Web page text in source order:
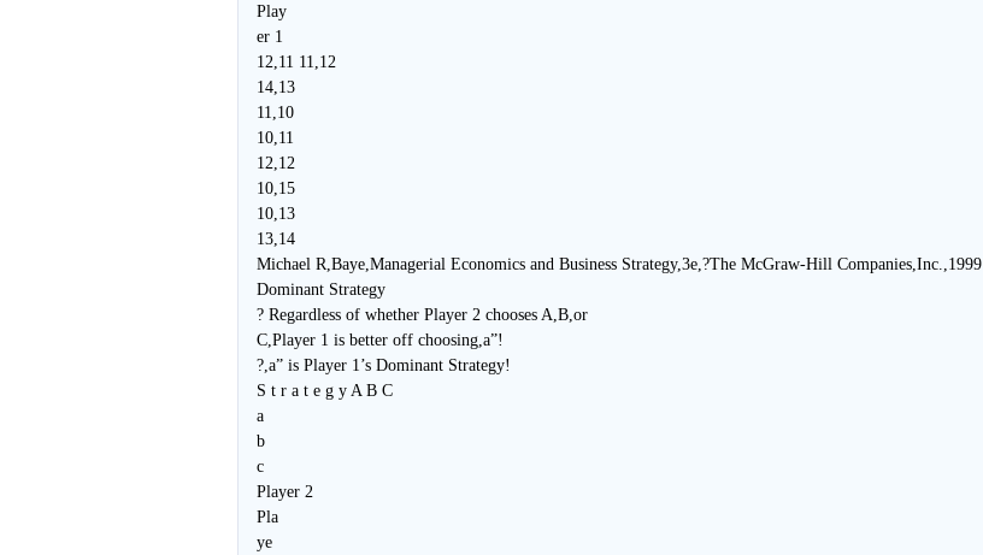
Play
er 1
12,11 11,12
14,13
11,10
10,11
12,12
10,15
10,13
13,14
Michael R,Baye,Managerial Economics and Business Strategy,3e,?The McGraw-Hill Companies,Inc.,1999
Dominant Strategy
? Regardless of whether Player 2 chooses A,B,or
C,Player 1 is better off choosing,a”!
?,a” is Player 1’s Dominant Strategy!
S t r a t e g y A B C
a
b
c
Player 2
Pla
ye